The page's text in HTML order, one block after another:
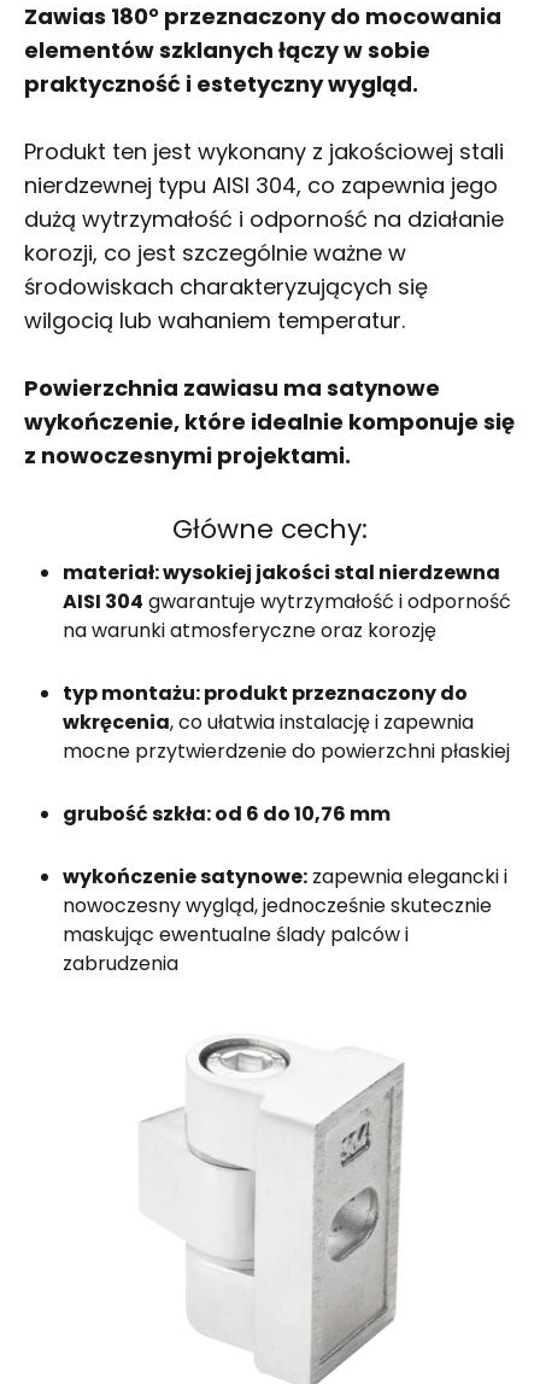
Zawias 180° przeznaczony do mocowania
elementów szklanych łączy w sobie
praktyczność i estetyczny wygląd.
Produkt ten jest wykonany z jakościowej stali
nierdzewnej typu AISI 304, co zapewnia jego
dużą wytrzymałość i odporność na działanie
korozji, co jest szczególnie ważne w
środowiskach charakteryzujących się
wilgocią lub wahaniem temperatur.
Powierzchnia zawiasu ma satynowe
wykończenie, które idealnie komponuje się
z nowoczesnymi projektami.
Główne cechy:
materiał: wysokiej jakości stal nierdzewna
AISI 304 gwarantuje wytrzymałość i odporność
na warunki atmosferyczne oraz korozję
typ montażu: produkt przeznaczony do
wkręcenia, co ułatwia instalację i zapewnia
mocne przytwierdzenie do powierzchni płaskiej
grubość szkła: od 6 do 10,76 mm
wykończenie satynowe: zapewnia elegancki i
nowoczesny wygląd, jednocześnie skutecznie
maskując ewentualne ślady palców i
zabrudzenia